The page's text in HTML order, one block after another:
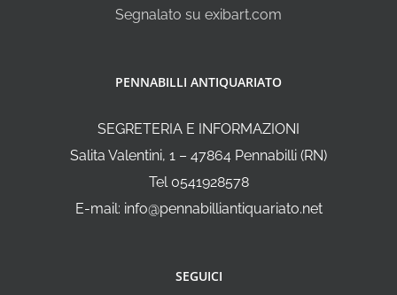
Segnalato su exibart.com
PENNABILLI ANTIQUARIATO
SEGRETERIA E INFORMAZIONI
Salita Valentini, 1 – 47864 Pennabilli (RN)
Tel 0541928578
E-mail: info@pennabilliantiquariato.net
SEGUICI